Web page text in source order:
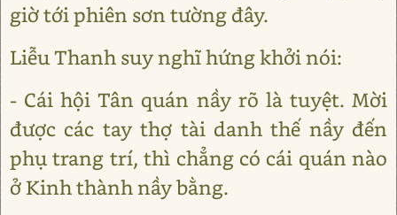
giờ tới phiên sơn tường đây.
Liễu Thanh suy nghĩ hứng khởi nói:
- Cái hội Tân quán nầy rõ là tuyệt. Mời
được các tay thợ tài danh thế nầy đến
phụ trang trí, thì chẳng có cái quán nào
ở Kinh thành nầy bằng.